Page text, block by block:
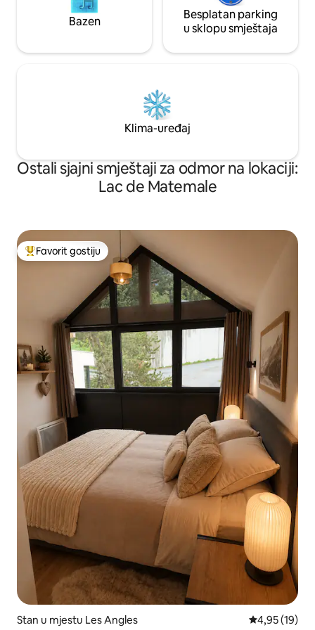
Bazen
Besplatan parking
u sklopu smještaja
Klima-uređaj
Ostali sjajni smještaji za odmor na lokaciji:
Lac de Matemale
Glavni favorit gostiju
Favorit gostiju
Stan u mjestu Les Angles Prosječna
4,95 (19)